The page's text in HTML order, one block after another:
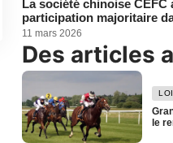
La société chinoise CEFC
participation majoritaire
11 mars 2026
Des articles
le